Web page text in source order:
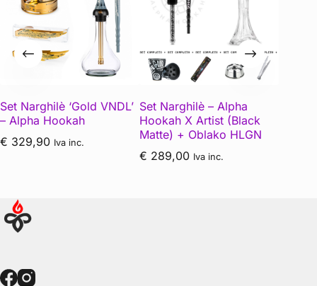
Set Narghilè ‘Gold VNDL’
– Alpha Hookah
€ 329,90 Iva inc.
Set Narghilè – Alpha
Hookah X Artist (Black
Matte) + Oblako HLGN
€ 289,00 Iva inc.